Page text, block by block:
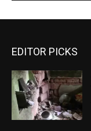
EDITOR PICKS